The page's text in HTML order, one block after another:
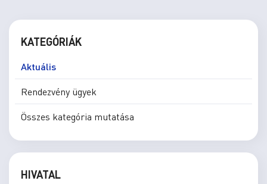
KATEGÓRIÁK
Aktuális
Rendezvény ügyek
Összes kategória mutatása
HIVATAL